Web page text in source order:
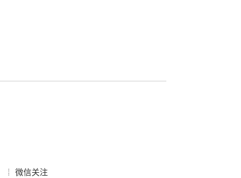
┊ 微信关注